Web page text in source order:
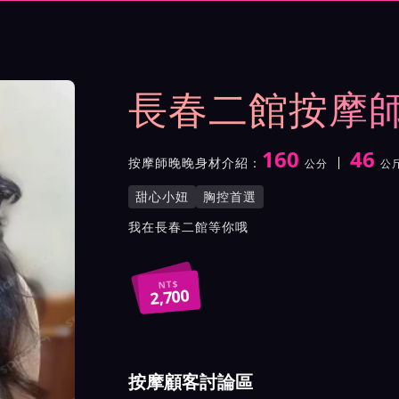
長春二館按摩
按摩師晚晚身材介紹： 身高
160 公分
體重 46 公
罩杯
按摩師晚晚服務風格與特色
甜心小妞 胸控首選
按摩師晚晚所屬按摩會館
我在長春二館等你哦
NT$
2,700
影片介紹及客戶評價截屏
按摩顧客討論區